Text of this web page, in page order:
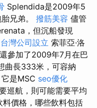
Splendida是2009年5
兄弟。 撥筋美容 儘管
，但沉船發現
台灣公司設立 索菲亞·洛
參加了2009年7月在巴
曲長333米，可容納
是MSC seo優化
巡航，則可能需要平均
價格，哪些飲料包括